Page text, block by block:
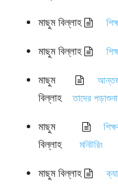
মাছুম বিল্লাহ
মাছুম বিল্লাহ
মাছুম
বিল্লাহ
তাদের
মাছুম
বিল্লাহ
মনিটরিং
মাছুম বিল্লাহ